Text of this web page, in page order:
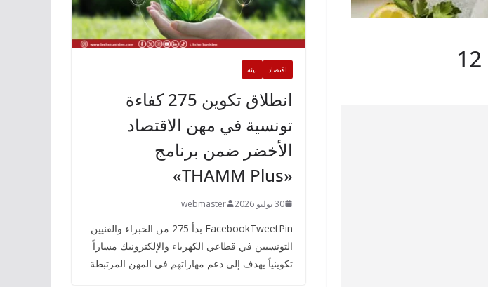
اقتصاد بيئة
انطلاق تكوين 275 كفاءة
تونسية في مهن الاقتصاد
الأخضر ضمن برنامج
«THAMM Plus»
30 يوليو 2026 webmaster
FacebookTweetPin بدأ 275 من الخبراء والفنيين
التونسيين في قطاعي الكهرباء والإلكترونيك مساراً
تكوينياً يهدف إلى دعم مهاراتهم في المهن المرتبطة